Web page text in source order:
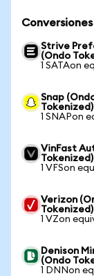
Strive
(Ondo
1 SATAon
Snap
Tokenized)
1 SNAPon
VinFast
Tokenized)
1 VFSon
Verizon
Tokenized)
1 VZon
Denison
(Ondo
1 DNNon